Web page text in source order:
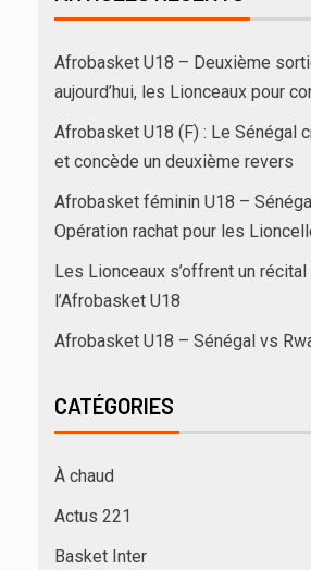
Afrobasket U18 – Deuxième
aujourd’hui, les Lionceaux pour
Afrobasket U18 (F) : Le Sénégal
et concède un deuxième revers
Afrobasket féminin U18 –
Opération rachat pour les
Les Lionceaux s’offrent un
l’Afrobasket U18
Afrobasket U18 – Sénégal vs
CATÉGORIES
À chaud
Actus 221
Basket Inter